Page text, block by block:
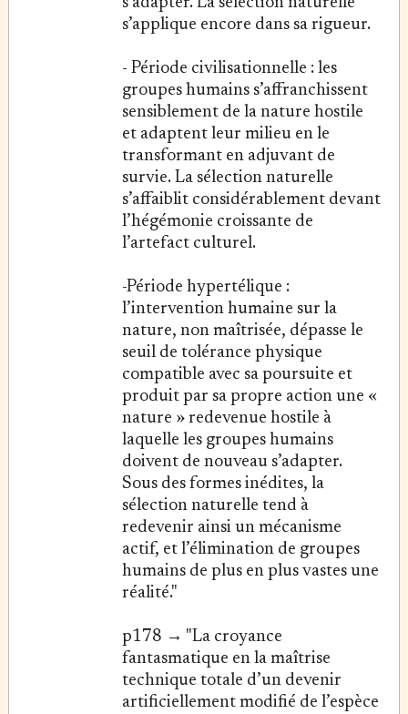
s’applique encore dans sa rigueur.
- Période civilisationnelle : les
groupes humains s’affranchissent
sensiblement de la nature hostile
et adaptent leur milieu en le
transformant en adjuvant de
survie. La sélection naturelle
s’affaiblit considérablement devant
l’hégémonie croissante de
l’artefact culturel.
-Période hypertélique :
l’intervention humaine sur la
nature, non maîtrisée, dépasse le
seuil de tolérance physique
compatible avec sa poursuite et
produit par sa propre action une «
nature » redevenue hostile à
laquelle les groupes humains
doivent de nouveau s’adapter.
Sous des formes inédites, la
sélection naturelle tend à
redevenir ainsi un mécanisme
actif, et l’élimination de groupes
humains de plus en plus vastes une
réalité."
p178 → "La croyance
fantasmatique en la maîtrise
technique totale d’un devenir
artificiellement modifié de l’espèce